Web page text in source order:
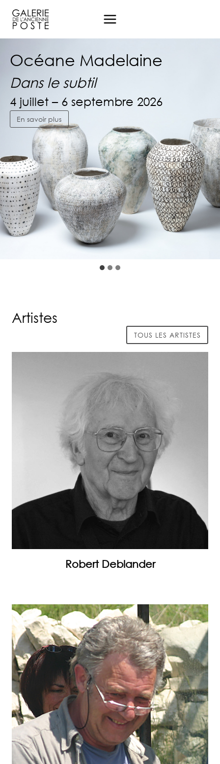
contenu
Océane Madelaine
Dans le subtil
4 juillet – 6 septembre 2026
En savoir plus
Océane Madelaine
Dans le subtil
4 juillet – 6 septembre 2026
En savoir plus
Océane Madelaine
4 juillet – 6 septembre 2026
En savoir plus
Artistes
TOUS LES ARTISTES
Robert Deblander